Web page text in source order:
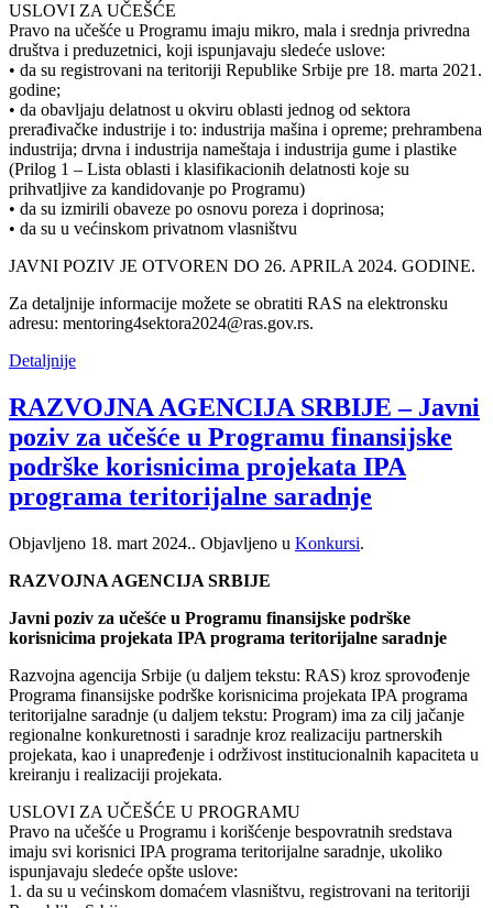
USLOVI ZA UČEŠĆE
Pravo na učešće u Programu imaju mikro, mala i srednja privredna
društva i preduzetnici, koji ispunjavaju sledeće uslove:
• da su registrovani na teritoriji Republike Srbije pre 18. marta 2021.
godine;
• da obavljaju delatnost u okviru oblasti jednog od sektora
prerađivačke industrije i to: industrija mašina i opreme; prehrambena
industrija; drvna i industrija nameštaja i industrija gume i plastike
(Prilog 1 – Lista oblasti i klasifikacionih delatnosti koje su
prihvatljive za kandidovanje po Programu)
• da su izmirili obaveze po osnovu poreza i doprinosa;
• da su u većinskom privatnom vlasništvu
JAVNI POZIV JE OTVOREN DO 26. APRILA 2024. GODINE.
Za detaljnije informacije možete se obratiti RAS na elektronsku
adresu: mentoring4sektora2024@ras.gov.rs.
Detaljnije
RAZVOJNA AGENCIJA SRBIJE – Javni
poziv za učešće u Programu finansijske
podrške korisnicima projekata IPA
programa teritorijalne saradnje
Objavljeno 18. mart 2024.. Objavljeno u Konkursi.
RAZVOJNA AGENCIJA SRBIJE
Javni poziv za učešće u Programu finansijske podrške
korisnicima projekata IPA programa teritorijalne saradnje
Razvojna agencija Srbije (u daljem tekstu: RAS) kroz sprovođenje
Programa finansijske podrške korisnicima projekata IPA programa
teritorijalne saradnje (u daljem tekstu: Program) ima za cilj jačanje
regionalne konkuretnosti i saradnje kroz realizaciju partnerskih
projekata, kao i unapređenje i održivost institucionalnih kapaciteta u
kreiranju i realizaciji projekata.
USLOVI ZA UČEŠĆE U PROGRAMU
Pravo na učešće u Programu i korišćenje bespovratnih sredstava
imaju svi korisnici IPA programa teritorijalne saradnje, ukoliko
ispunjavaju sledeće opšte uslove:
1. da su u većinskom domaćem vlasništvu, registrovani na teritoriji